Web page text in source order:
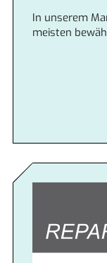
In unserem
meisten